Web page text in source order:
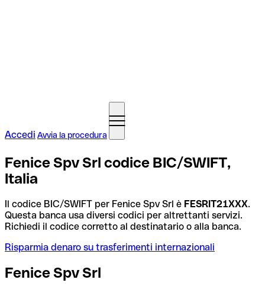
Accedi Avvia la procedura
Fenice Spv Srl codice BIC/SWIFT,
Italia
Il codice BIC/SWIFT per Fenice Spv Srl è FESRIT21XXX.
Questa banca usa diversi codici per altrettanti servizi.
Richiedi il codice corretto al destinatario o alla banca.
Risparmia denaro su trasferimenti internazionali
Fenice Spv Srl